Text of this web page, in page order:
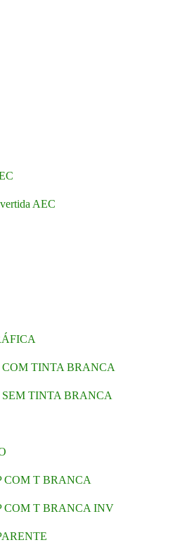
AEC
TINTA BRANCA
TINTA BRANCA
COM T BRANCA
COM T BRANCA INV